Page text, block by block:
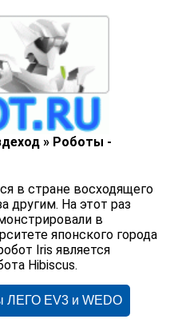
» Роботы -
в стране восходящего
другим. На этот раз
в
японского города
Iris является
Hibiscus.
ЛЕГО EV3 и WEDO